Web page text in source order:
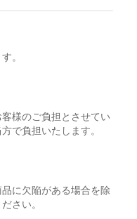
。
様のご負担とさせてい
で負担いたします。
に欠陥がある場合を除
さい。